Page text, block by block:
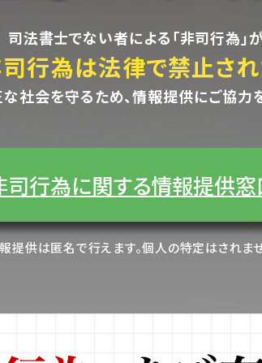
司法書士でない者による「非司行為」が
行為は法律で禁止され
社会を守るため、情報提供にご協力
司行為に関する情報提供窓
提供は匿名で行えます。個人の特定はされませ